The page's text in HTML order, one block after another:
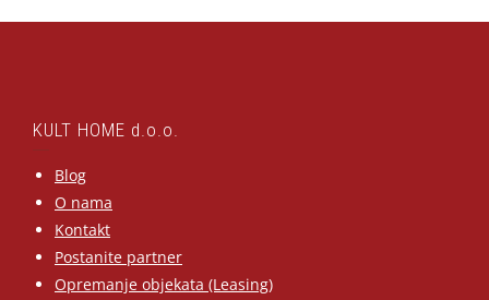
KULT HOME d.o.o.
Blog
O nama
Kontakt
Postanite partner
Opremanje objekata (Leasing)